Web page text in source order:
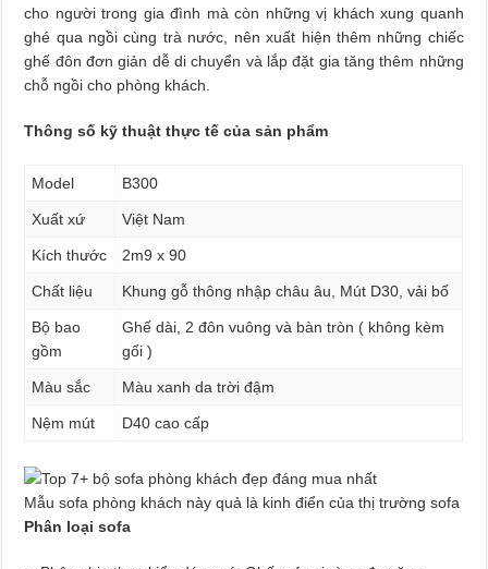
cho người trong gia đình mà còn những vị khách xung quanh
ghé qua ngồi cùng trà nước, nên xuất hiện thêm những chiếc
ghế đôn đơn giản dễ di chuyển và lắp đặt gia tăng thêm những
chỗ ngồi cho phòng khách.
Thông số kỹ thuật thực tế của sản phẩm
Model B300
Xuất xứ Việt Nam
Kích thước 2m9 x 90
Chất liệu Khung gỗ thông nhập châu âu, Mút D30, vải bố
Bộ bao
gồm
Ghế dài, 2 đôn vuông và bàn tròn ( không kèm
gối )
Màu sắc Màu xanh da trời đậm
Nệm mút D40 cao cấp
Mẫu sofa phòng khách này quả là kinh điển của thị trường sofa
Phân loại sofa